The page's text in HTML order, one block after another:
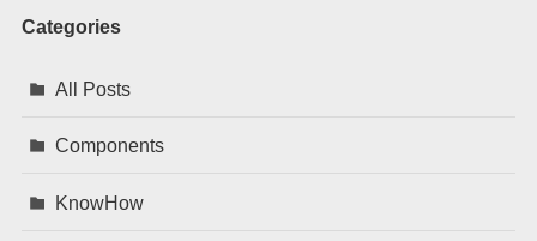
Categories
All Posts
Components
KnowHow